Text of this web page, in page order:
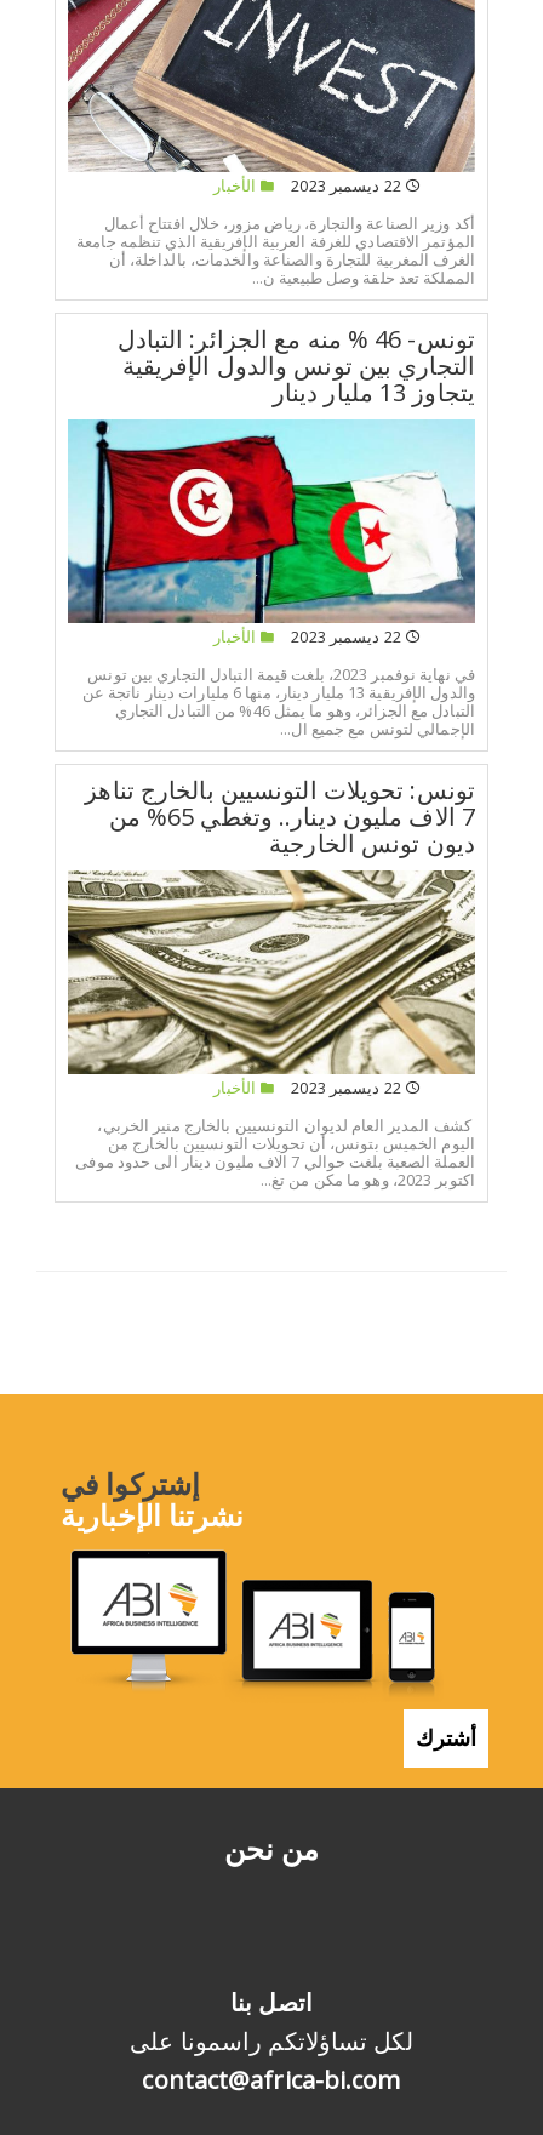
22 ديسمبر 2023
الأخبار
أكد وزير الصناعة والتجارة، رياض مزور، خلال افتتاح أعمال
المؤتمر الاقتصادي للغرفة العربية الإفريقية الذي تنظمه جامعة
الغرف المغربية للتجارة والصناعة والخدمات، بالداخلة، أن
المملكة تعد حلقة وصل طبيعية ن...
تونس- 46 % منه مع الجزائر: التبادل
التجاري بين تونس والدول الإفريقية
يتجاوز 13 مليار دينار
22 ديسمبر 2023
الأخبار
في نهاية نوفمبر 2023، بلغت قيمة التبادل التجاري بين تونس
والدول الإفريقية 13 مليار دينار، منها 6 مليارات دينار ناتجة عن
التبادل مع الجزائر، وهو ما يمثل 46% من التبادل التجاري
الإجمالي لتونس مع جميع ال...
تونس: تحويلات التونسيين بالخارج تناهز
7 الاف مليون دينار.. وتغطي 65% من
ديون تونس الخارجية
22 ديسمبر 2023
الأخبار
كشف المدير العام لديوان التونسيين بالخارج منير الخربي،
اليوم الخميس بتونس، أن تحويلات التونسيين بالخارج من
العملة الصعبة بلغت حوالي 7 الاف مليون دينار الى حدود موفى
اكتوبر 2023، وهو ما مكن من تغ...
من نحن
اتصل بنا
لكل تساؤلاتكم راسمونا على
contact@africa-bi.com
إشتركوا في
نشرتنا الإخبارية
أشترك